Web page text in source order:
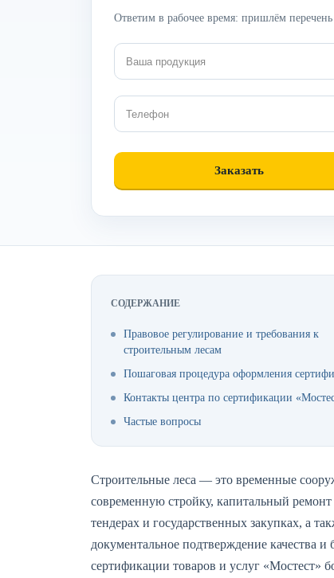
Ответим в рабочее время: пришлём
СОДЕРЖАНИЕ
Правовое регулирование и требования к
строительным лесам
Пошаговая процедура оформления
Контакты центра по сертификации
Частые вопросы
Строительные леса — это временные
современную стройку, капитальный
тендерах и государственных закупках, а
документальное подтверждение качества
сертификации товаров и услуг «Мостест»